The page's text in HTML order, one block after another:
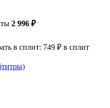
2 996 ₽
в сплит: 749 ₽ в сплит